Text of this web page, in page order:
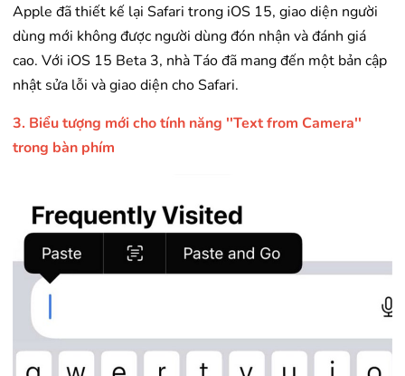
Apple đã thiết kế lại Safari trong iOS 15, giao diện người
dùng mới không được người dùng đón nhận và đánh giá
cao. Với iOS 15 Beta 3, nhà Táo đã mang đến một bản cập
nhật sửa lỗi và giao diện cho Safari.
3. Biểu tượng mới cho tính năng ''Text from Camera''
trong bàn phím